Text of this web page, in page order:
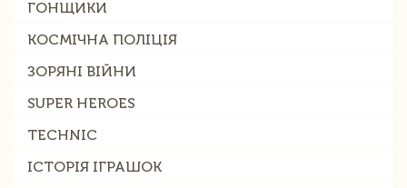
ГОНЩИКИ
КОСМІЧНА ПОЛІЦІЯ
ЗОРЯНІ ВІЙНИ
SUPER HEROES
TECHNIC
ІСТОРІЯ ІГРАШОК